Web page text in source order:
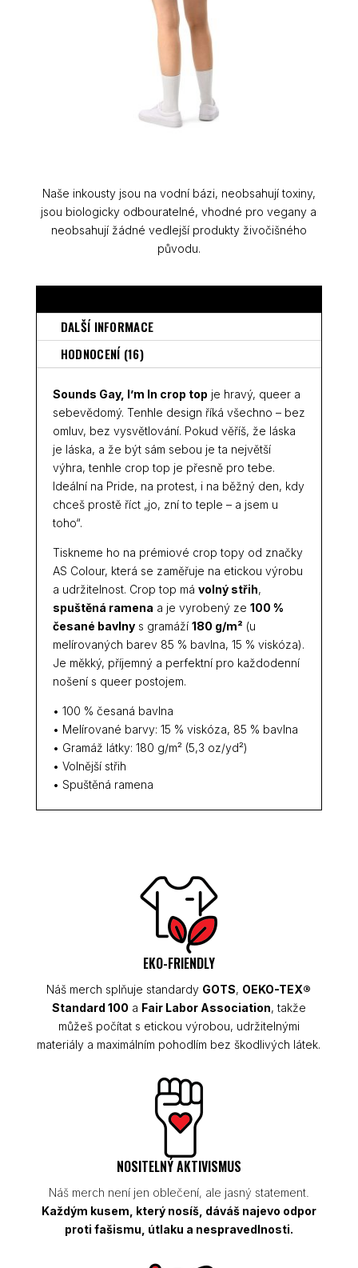
Naše inkousty jsou na vodní bázi, neobsahují toxiny,
jsou biologicky odbouratelné, vhodné pro vegany a
neobsahují žádné vedlejší produkty živočišného
původu.
DALŠÍ INFORMACE
HODNOCENÍ (16)
Sounds Gay, I’m In crop top je hravý, queer a
sebevědomý. Tenhle design říká všechno – bez
omluv, bez vysvětlování. Pokud věříš, že láska
je láska, a že být sám sebou je ta největší
výhra, tenhle crop top je přesně pro tebe.
Ideální na Pride, na protest, i na běžný den, kdy
chceš prostě říct „jo, zní to teple – a jsem u
toho“.
Tiskneme ho na prémiové crop topy od značky
AS Colour, která se zaměřuje na etickou výrobu
a udržitelnost. Crop top má volný střih,
spuštěná ramena a je vyrobený ze 100 %
česané bavlnys gramáží 180 g/m² (u
melírovaných barev 85 % bavlna, 15 % viskóza).
Je měkký, příjemný a perfektní pro každodenní
nošení s queer postojem.
• 100 % česaná bavlna
• Melírované barvy: 15 % viskóza, 85 % bavlna
• Gramáž látky: 180 g/m² (5,3 oz/yd²)
• Volnější střih
• Spuštěná ramena
EKO-FRIENDLY
Náš merch splňuje standardy GOTS, OEKO-TEX®
Standard 100 a Fair Labor Association, takže
můžeš počítat s etickou výrobou, udržitelnými
materiály a maximálním pohodlím bez škodlivých látek.
NOSITELNÝ AKTIVISMUS
Náš merch není jen oblečení, ale jasný statement.
Každým kusem, který nosíš, dáváš najevo odpor
proti fašismu, útlaku a nespravedlnosti.